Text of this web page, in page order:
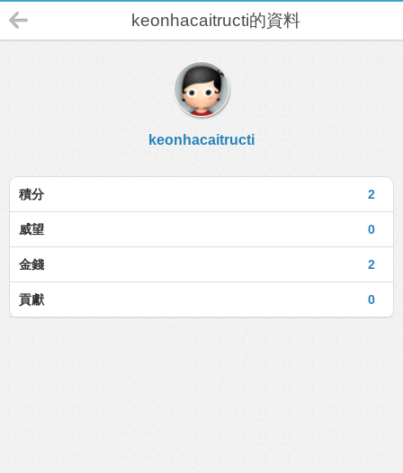
keonhacaitructi的資料
keonhacaitructi
2
積分
0
威望
2
金錢
0
貢獻